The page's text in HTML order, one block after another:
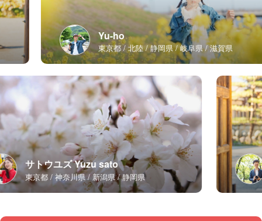
Yu-ho
東京都 北陸 静岡県 岐阜県 滋賀県
サトウユズ Yuzu sato
東京都 神奈川県 新潟県 静岡県